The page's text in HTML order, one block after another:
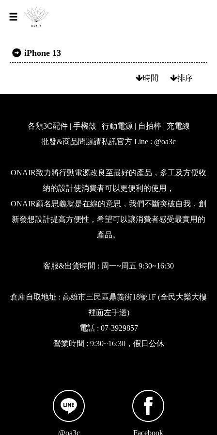
iPhone 13
時間 排序
各類3C配件 | 手機殼 | 行動電源 | 自拍棒 | 充電線
批發&商品問題請私訊官方 Line : @oa3c
ONAIR致力將行動電源改良至最好的產品，多工及方便收
納的設計使消費者可以更便利的使用，
ONAIR顧名思義就是在線的意思，我們不斷突破自我，創
新發想設計提高方便性，希望可以讓消費者感受最實用的
產品。
客服&出貨時間 : 周一~周五 9:30~16:30
倉庫自取地址 : 高雄市三民區鼎義街18號1F (全民大樂大樓
裡面左手邊)
電話 : 07-3929857
營業時間 : 9:30~16:30，假日公休
@oa3c Facebook